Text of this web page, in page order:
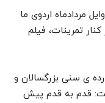
مردادماه اردوی ما
تمرینات، فیلم
ی سنی بزرگسالان و
قدم به قدم پیش